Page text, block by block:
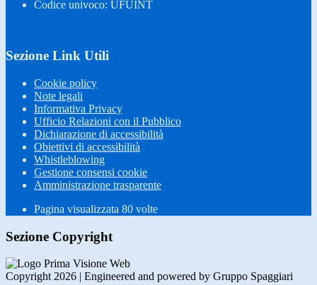
Codice univoco: UFUINT
Sezione Link Utili
Cookie policy
Note legali
Informativa Privacy
Ufficio Relazioni con il Pubblico
Dichiarazione di accessibilità
Obiettivi di accessibilità
Whistleblowing
Gestione consensi cookie
Amministrazione trasparente
Pagina visualizzata 80 volte
Sezione Copyright
Copyright 2026 | Engineered and powered by Gruppo Spaggiari